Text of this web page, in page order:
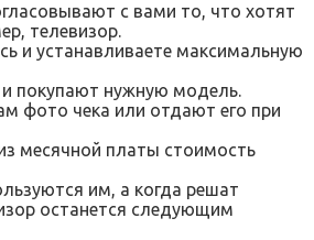
с вами то, что хотят
телевизор.
и устанавливаете максимальную
покупают нужную модель.
фото чека или отдают его при
месячной платы стоимость
им, а когда решат
останется следующим